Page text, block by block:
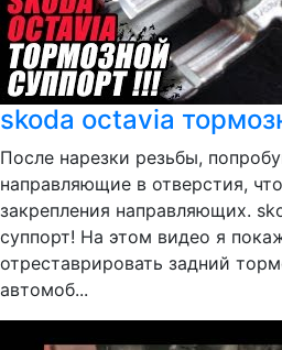
skoda octavia
После нарезки резьбы,
направляющие в отверстия,
закрепления направляющих.
суппорт! На этом видео я
отреставрировать задний
автомоб...